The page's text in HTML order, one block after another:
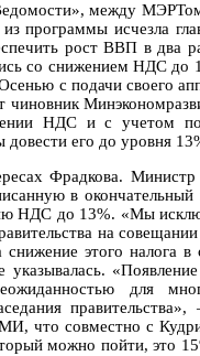
между
программы исчезла
рост ВВП в два
со снижением НДС до
с подачи своего
НДС и с учетом
его до уровня
Фрадкова.
в
НДС до 13%. «Мы
на
этого налога в
для
что совместно с
можно пойти, это